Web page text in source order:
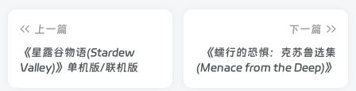
上一篇
《星露谷物语(Stardew
Valley)》单机版/联机版
下一篇
《蠕行的恐惧：克苏鲁选集
(Menace from the Deep)》